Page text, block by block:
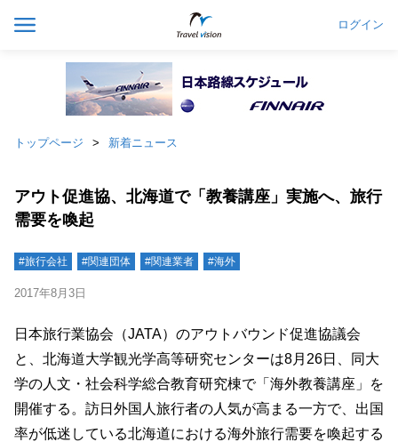
ログイン
トップページ 新着ニュース
アウト促進協、北海道で「教養講座」実施へ、旅行
需要を喚起
#旅行会社 #関連団体 #関連業者 #海外
2017年8月3日
日本旅行業協会（JATA）のアウトバウンド促進協議会
と、北海道大学観光学高等研究センターは8月26日、同大
学の人文・社会科学総合教育研究棟で「海外教養講座」を
開催する。訪日外国人旅行者の人気が高まる一方で、出国
率が低迷している北海道における海外旅行需要を喚起する